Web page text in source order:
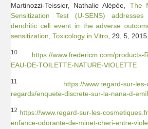
Martinozzi-Teissier, Nathalie Alépée, The
Sensitization Test (U-SENS)
dendritic cell event in the adverse
sensitization,Toxicology in Vitro, 29, 5,
10
https://www.fredericm.com/products-
EAU-DE-TOILETTE-NATURE-VIOLETTE
11
https://www.regard-sur-
regards/enquete-discrete-sur-la-nana-d-
12 https://www.regard-sur-les-
enfance-odorante-de-minet-cheri-entre-